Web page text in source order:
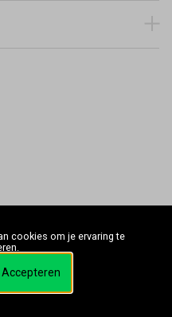
cookies om je ervaring te
Accepteren